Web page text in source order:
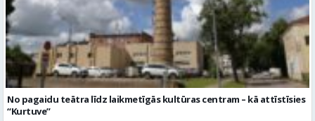
No pagaidu teātra līdz laikmetīgās kultūras centram – kā attīstīsies
“Kurtuve”